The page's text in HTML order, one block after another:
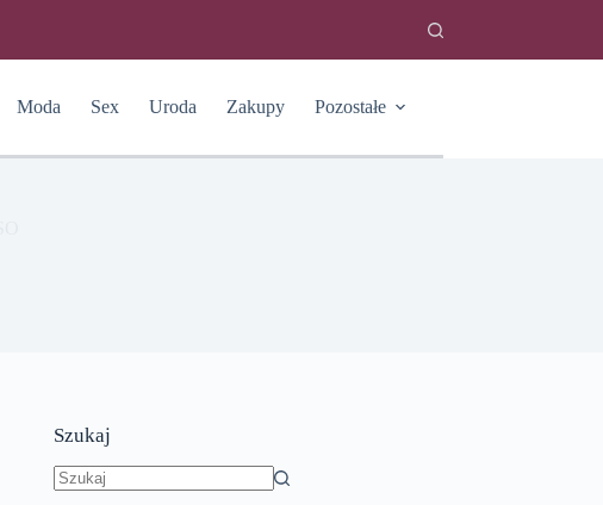
Moda Sex Uroda Zakupy Pozostałe
Szukaj